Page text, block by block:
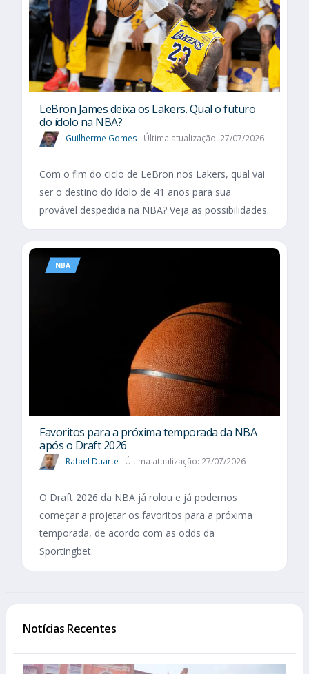
LeBron James deixa os Lakers. Qual o futuro
do ídolo na NBA?
Guilherme Gomes Última atualização: 27/07/2026
Com o fim do ciclo de LeBron nos Lakers, qual vai
ser o destino do ídolo de 41 anos para sua
provável despedida na NBA? Veja as possibilidades.
NBA
Favoritos para a próxima temporada da NBA
após o Draft 2026
Rafael Duarte Última atualização: 27/07/2026
O Draft 2026 da NBA já rolou e já podemos
começar a projetar os favoritos para a próxima
temporada, de acordo com as odds da
Sportingbet.
Notícias Recentes